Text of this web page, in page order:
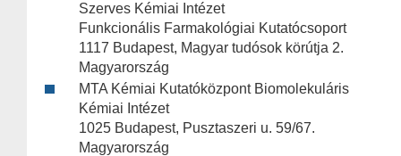
Szerves Kémiai Intézet
Funkcionális Farmakológiai Kutatócsoport
1117 Budapest, Magyar tudósok körútja 2.
Magyarország
MTA Kémiai Kutatóközpont Biomolekuláris
Kémiai Intézet
1025 Budapest, Pusztaszeri u. 59/67.
Magyarország